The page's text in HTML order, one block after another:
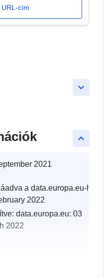
cím
keyboard_arrow_down
keyboard_arrow_up
2021
a data.europa.eu-hoz:
2022
data.europa.eu: 03
2022